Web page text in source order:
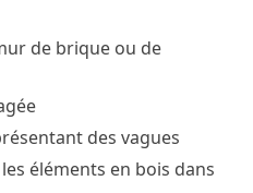
de brique ou de
des vagues
éléments en bois dans